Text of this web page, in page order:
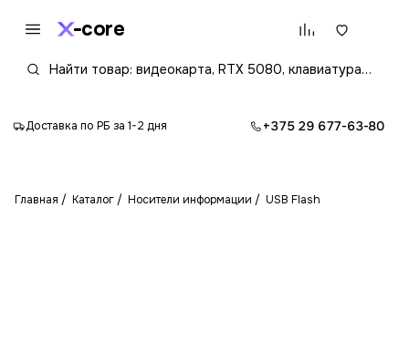
core
Доставка по РБ за 1-2 дня +375 29 677-63-80
Главная Каталог Носители информации USB Flash